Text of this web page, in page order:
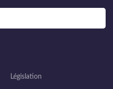
Législation